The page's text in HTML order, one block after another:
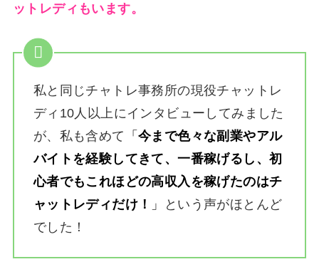
ットレディもいます。
私と同じチャトレ事務所の現役チャットレ
ディ10人以上にインタビューしてみました
が、私も含めて
「今まで色々な副業やアル
バイトを経験してきて、一番稼げるし、初
心者でもこれほどの高収入を稼げたのはチ
ャットレディだけ！
」
という声がほとんど
でした！